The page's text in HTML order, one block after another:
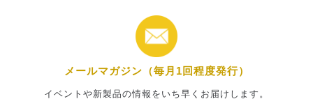
メールマガジン（毎月1回程度発行）
イベントや新製品の情報をいち早くお届けします。